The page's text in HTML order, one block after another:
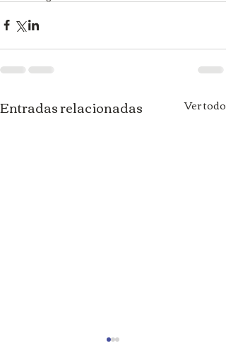
Entradas relacionadas Ver todo